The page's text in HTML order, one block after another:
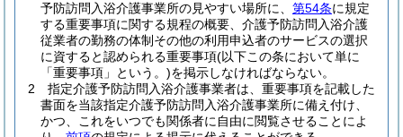
予防訪問入浴介護事業所の見やすい場所に、 第54条に規定
する重要事項に関する規程の概要、介護予防訪問入浴介護
従業者の勤務の体制その他の利用申込者のサービスの選択
に資すると認められる重要事項(以下この条において単に
「重要事項」という。)を掲示しなければならない。
2
指定介護予防訪問入浴介護事業者は、重要事項を記載した
書面を当該指定介護予防訪問入浴介護事業所に備え付け、
かつ、これをいつでも関係者に自由に閲覧させることによ